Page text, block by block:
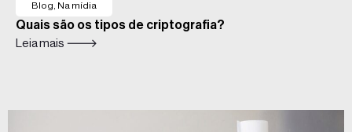
Blog Na mídia
Quais são os tipos de criptografia?
Leia mais 🡒